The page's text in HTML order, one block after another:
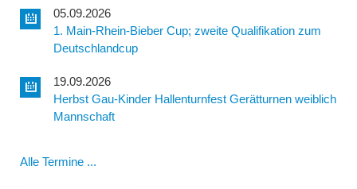
05.09.2026
1. Main-Rhein-Bieber Cup; zweite Qualifikation zum
Deutschlandcup
19.09.2026
Herbst Gau-Kinder Hallenturnfest Gerätturnen weiblich
Mannschaft
Alle Termine ...